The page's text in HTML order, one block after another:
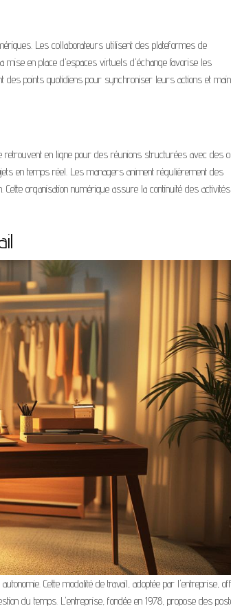
Les collaborateurs utilisent des plateformes de
mise en place d'espaces virtuels d'échange favorise les
points quotidiens pour synchroniser leurs actions et
en ligne pour des réunions structurées avec des
en temps réel. Les managers animent régulièrement des
organisation numérique assure la continuité des
Cette modalité de travail, adoptée par l'entreprise,
du temps. L'entreprise, fondée en 1978, propose des